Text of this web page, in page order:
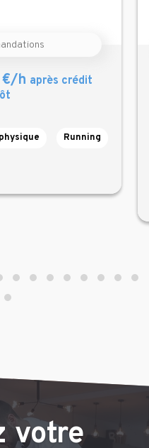
h après crédit
Running
votre